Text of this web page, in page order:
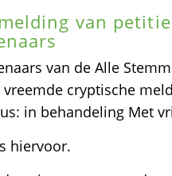
van
van de Alle
vreemde cryptische
in behandeling Met
hiervoor.